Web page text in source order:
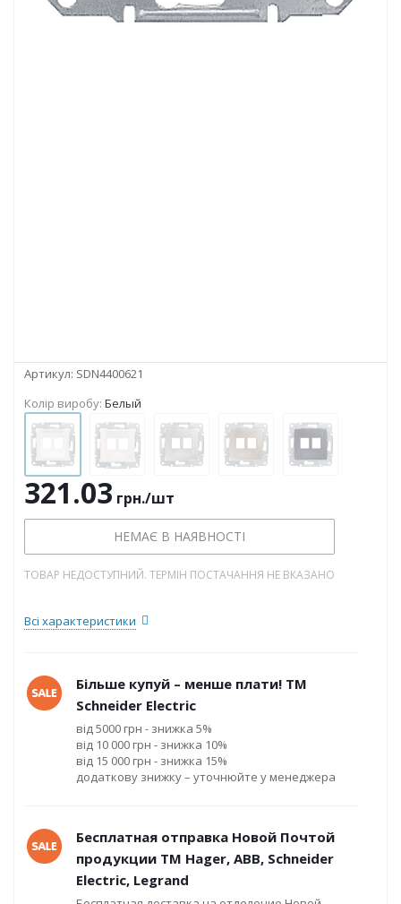
Артикул: SDN4400621
Колір виробу: Белый
321.03 грн./шт
НЕМАЄ В НАЯВНОСТІ
ТОВАР НЕДОСТУПНИЙ. ТЕРМІН ПОСТАЧАННЯ НЕ ВКАЗАНО
Всі характеристики
Більше купуй – менше плати! ТМ
Schneider Electric
від 5000 грн - знижка 5%
від 10 000 грн - знижка 10%
від 15 000 грн - знижка 15%
додаткову знижку – уточнюйте у менеджера
Бесплатная отправка Новой Почтой
продукции ТМ Hager, ABB, Schneider
Electric, Legrand